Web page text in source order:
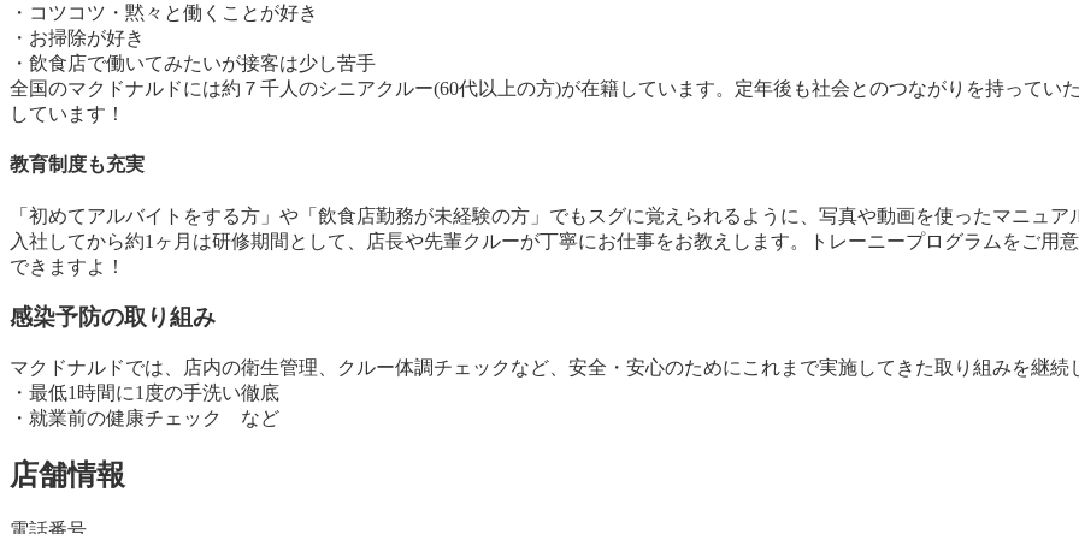
・コツコツ・黙々と働くことが好き
・お掃除が好き
・飲食店で働いてみたいが接客は少し苦手
全国のマクドナルドには約７千人のシニアクルー(60代以上の方)が在籍しています。定年後も社会とのつながりを持ってい
しています！
教育制度も充実
「初めてアルバイトをする方」や「飲食店勤務が未経験の方」でもスグに覚えられるように、写真や動画を使ったマニュ
入社してから約1ヶ月は研修期間として、店長や先輩クルーが丁寧にお仕事をお教えします。トレーニープログラムをご用
できますよ！
感染予防の取り組み
マクドナルドでは、店内の衛生管理、クルー体調チェックなど、安全・安心のためにこれまで実施してきた取り組みを継続
・最低1時間に1度の手洗い徹底
・就業前の健康チェック など
店舗情報
電話番号